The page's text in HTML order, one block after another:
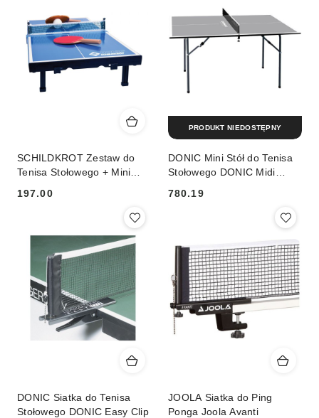
SCHILDKROT Zestaw do
Tenisa Stołowego + Mini
Cena:
197.00
DONIC Mini Stół do Tenisa
Stołowego DONIC Midi
Cena:
780.19
PRODUKT NIEDOSTĘPNY
DONIC Siatka do Tenisa
Stołowego DONIC Easy Clip
JOOLA Siatka do Ping
Ponga Joola Avanti